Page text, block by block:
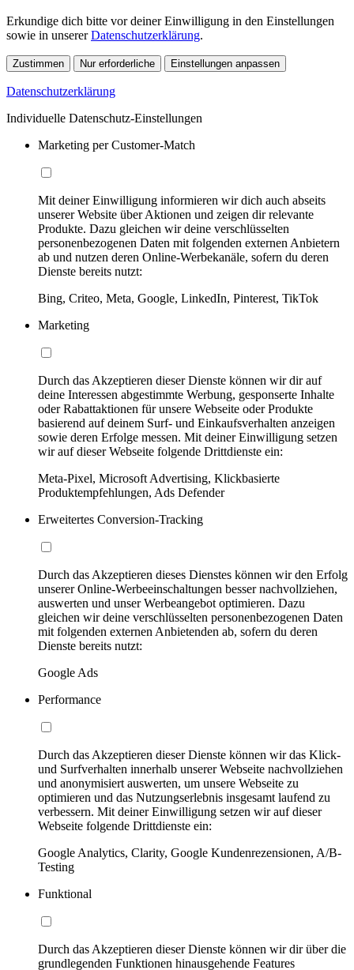
Erkundige dich bitte vor deiner Einwilligung in den Einstellungen
sowie in unsererDatenschutzerklärung.
Zustimmen Nur erforderliche Einstellungen anpassen
Datenschutzerklärung
Individuelle Datenschutz-Einstellungen
Marketing per Customer-Match
Mit deiner Einwilligung informieren wir dich auch abseits
unserer Website über Aktionen und zeigen dir relevante
Produkte. Dazu gleichen wir deine verschlüsselten
personenbezogenen Daten mit folgenden externen Anbietern
ab und nutzen deren Online-Werbekanäle, sofern du deren
Dienste bereits nutzt:
Bing, Criteo, Meta, Google, LinkedIn, Pinterest, TikTok
Marketing
Durch das Akzeptieren dieser Dienste können wir dir auf
deine Interessen abgestimmte Werbung, gesponserte Inhalte
oder Rabattaktionen für unsere Webseite oder Produkte
basierend auf deinem Surf- und Einkaufsverhalten anzeigen
sowie deren Erfolge messen. Mit deiner Einwilligung setzen
wir auf dieser Webseite folgende Drittdienste ein:
Meta-Pixel, Microsoft Advertising, Klickbasierte
Produktempfehlungen, Ads Defender
Erweitertes Conversion-Tracking
Durch das Akzeptieren dieses Dienstes können wir den Erfolg
unserer Online-Werbeeinschaltungen besser nachvollziehen,
auswerten und unser Werbeangebot optimieren. Dazu
gleichen wir deine verschlüsselten personenbezogenen Daten
mit folgenden externen Anbietenden ab, sofern du deren
Dienste bereits nutzt:
Google Ads
Performance
Durch das Akzeptieren dieser Dienste können wir das Klick-
und Surfverhalten innerhalb unserer Webseite nachvollziehen
und anonymisiert auswerten, um unsere Webseite zu
optimieren und das Nutzungserlebnis insgesamt laufend zu
verbessern. Mit deiner Einwilligung setzen wir auf dieser
Webseite folgende Drittdienste ein:
Google Analytics, Clarity, Google Kundenrezensionen, A/B-
Testing
Funktional
Durch das Akzeptieren dieser Dienste können wir dir über die
grundlegenden Funktionen hinausgehende Features